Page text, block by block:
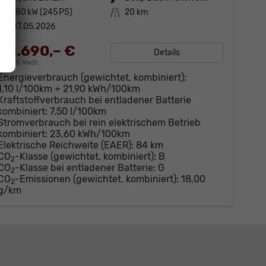
180 kW (245 PS) Kilometerstand 20 km
07.05.2026
88.690,– €
incl. 19% MwSt.
Details
(gewichtet, kombiniert):
l/100km + 21,90 kWh/100km
bei entladener Batterie
7,50 l/100km
bei rein elektrischem Betrieb
23,60 kWh/100km
Reichweite (EAER): 84 km
2-Klasse (gewichtet, kombiniert): B
2-Klasse bei entladener Batterie: G
2-Emissionen (gewichtet, kombiniert): 18,00
km